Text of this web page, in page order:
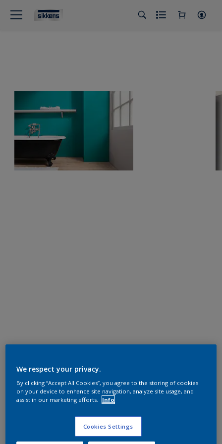
We respect your privacy.
By clicking “Accept All Cookies”, you agree to the storing of cookies
on your device to enhance site navigation, analyze site usage, and
assist in our marketing efforts.
Info
Cookies Settings